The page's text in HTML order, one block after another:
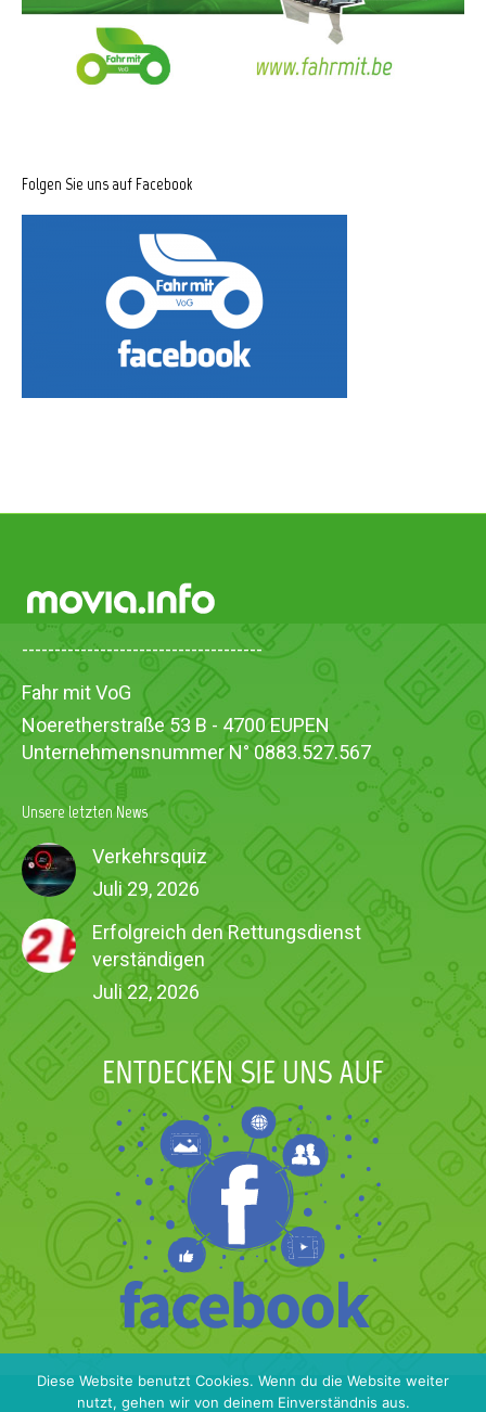
Folgen Sie uns auf Facebook
-------------------------------------
Fahr mit VoG
Noeretherstraße 53 B - 4700 EUPEN
Unternehmensnummer N° 0883.527.567
Unsere letzten News
Verkehrsquiz
Juli 29, 2026
Erfolgreich den Rettungsdienst
verständigen
Juli 22, 2026
Diese Website benutzt Cookies. Wenn du die Website weiter
nutzt, gehen wir von deinem Einverständnis aus.